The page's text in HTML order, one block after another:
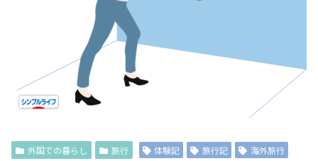
外国での暮らし 旅行 体験記 旅行記 海外旅行